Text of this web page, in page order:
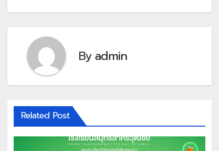
Byadmin
Related Post